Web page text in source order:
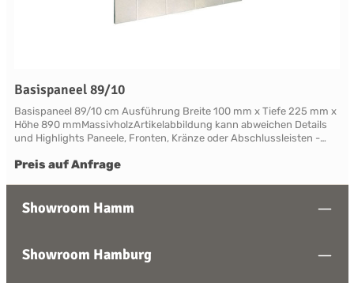
Basispaneel 89/10
Basispaneel 89/10 cm Ausführung Breite 100 mm x Tiefe 225 mm x
Höhe 890 mmMassivholzArtikelabbildung kann abweichen Details
und Highlights Paneele, Fronten, Kränze oder Abschlussleisten -
Modellen mit variablen Ausstattungen und DimensionenNahezu
Service Die Palette der eleganten, handwerklichen Lackfarben von
mischen. Jedes Möbelstück von Neptune kann in Ihrem
Wunschfarbton aus der Neptune Farbkollektion gestrichen werden -
Preis auf Anfrage
Showroom Hamm
Showroom Hamburg